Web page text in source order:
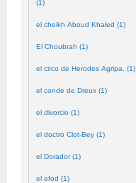
(1)
el cheikh Aboud Khaled (1)
El Choubrah (1)
el circo de Herodes Agripa. (1)
el conde de Dreux (1)
el divorcio (1)
el doctro Clot-Bey (1)
el Dorador (1)
el efod (1)